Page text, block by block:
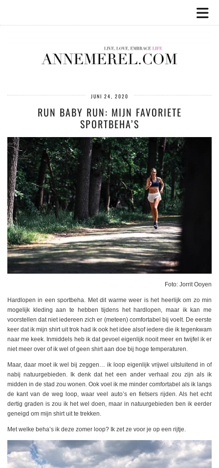
JUNI 24, 2020
RUN BABY RUN: MIJN FAVORIETE
SPORTBEHA’S
Foto: Jorrit Ooyen
Hardlopen in een sportbeha. Met dit warme weer is het heerlijk om zo min
mogelijk kleding aan te hebben tijdens het hardlopen, maar ik kan me
voorstellen dat niet iedereen zich er (meteen) comfortabel bij voelt. De eerste
keer dat ik mijn shirt uit trok had ik ook het idee alsof iedere die ik tegenkwam
naar me keek. Inmiddels heb ik dat gevoel eigenlijk nooit meer en twijfel ik er
niet meer over of ik wel of geen shirt aan doe bij hoge temperaturen.
Maar, daar moet ik wel bij zeggen… ik loop eigenlijk vrijwel uitsluitend in of
nabij natuurgebieden. Ik denk dat het een ander verhaal zou zijn als ik
midden in de stad zou wonen. Ook voel ik me minder comfortabel als ik langs
de kant van de weg loop, waar veel auto’s en fietsers rijden. Als het echt
dertig graden is zou ik het wel doen, maar in natuurgebieden ben ik eerder
geneigd om mijn shirt uit te trekken.
Met welke beha’s ik deze zomer loop? Ik zet ze voor je op een rijtje.